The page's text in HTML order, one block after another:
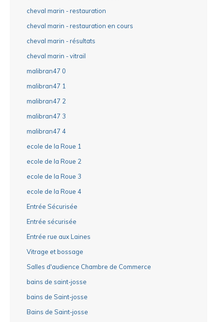
cheval marin - restauration
cheval marin - restauration en cours
cheval marin - résultats
cheval marin - vitrail
malibran47 0
malibran47 1
malibran47 2
malibran47 3
malibran47 4
ecole de la Roue 1
ecole de la Roue 2
ecole de la Roue 3
ecole de la Roue 4
Entrée Sécurisée
Entrée sécurisée
Entrée rue aux Laines
Vitrage et bossage
Salles d'audience Chambre de Commerce
bains de saint-josse
bains de Saint-josse
Bains de Saint-josse